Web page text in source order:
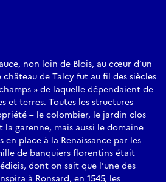
non loin de Blois, au cœur d’un
de Talcy fut au fil des siècles
» de laquelle dépendaient de
et terres. Toutes les structures
– le colombier, le jardin clos
la garenne, mais aussi le domaine
en place à la Renaissance par les
de banquiers florentins était
dont on sait que l’une des
à Ronsard, en 1545, les